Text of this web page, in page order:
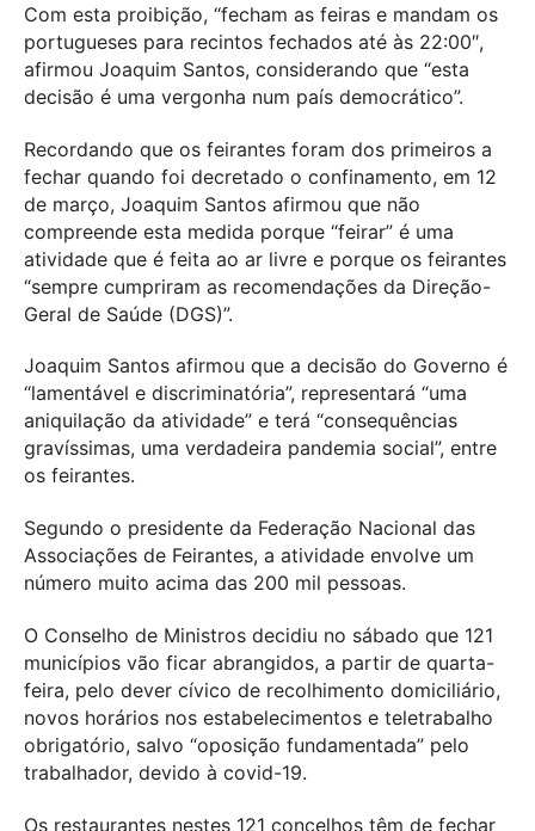
Com esta proibição, “fecham as feiras e mandam os
portugueses para recintos fechados até às 22:00″,
afirmou Joaquim Santos, considerando que “esta
decisão é uma vergonha num país democrático”.
Recordando que os feirantes foram dos primeiros a
fechar quando foi decretado o confinamento, em 12
de março, Joaquim Santos afirmou que não
compreende esta medida porque “feirar” é uma
atividade que é feita ao ar livre e porque os feirantes
“sempre cumpriram as recomendações da Direção-
Geral de Saúde (DGS)”.
Joaquim Santos afirmou que a decisão do Governo é
“lamentável e discriminatória”, representará “uma
aniquilação da atividade” e terá “consequências
gravíssimas, uma verdadeira pandemia social”, entre
os feirantes.
Segundo o presidente da Federação Nacional das
Associações de Feirantes, a atividade envolve um
número muito acima das 200 mil pessoas.
O Conselho de Ministros decidiu no sábado que 121
municípios vão ficar abrangidos, a partir de quarta-
feira, pelo dever cívico de recolhimento domiciliário,
novos horários nos estabelecimentos e teletrabalho
obrigatório, salvo “oposição fundamentada” pelo
trabalhador, devido à covid-19.
Os restaurantes nestes 121 concelhos têm de fechar